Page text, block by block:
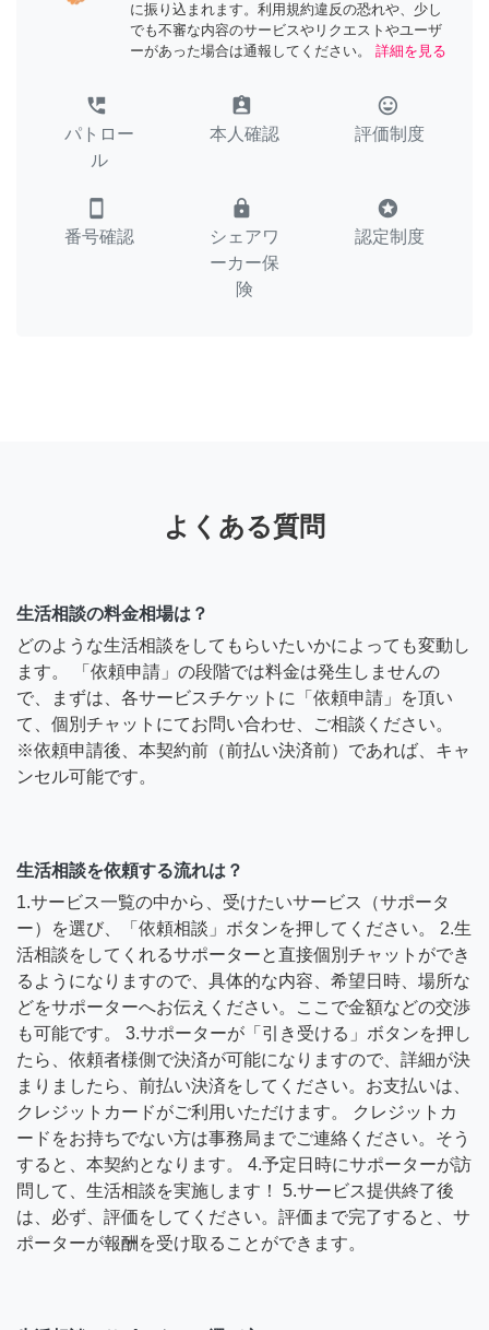
に振り込まれます。利用規約違反の恐れや、少し
でも不審な内容のサービスやリクエストやユーザ
ーがあった場合は通報してください。
詳細を見る
perm_phone_msg
パトロー
ル
assignment_ind
本人確認
tag_faces
評価制度
smartphone
番号確認
lock
シェアワ
ーカー保
険
stars
認定制度
よくある質問
生活相談の料金相場は？
どのような生活相談をしてもらいたいかによっても変動し
ます。 「依頼申請」の段階では料金は発生しませんの
で、まずは、各サービスチケットに「依頼申請」を頂い
て、個別チャットにてお問い合わせ、ご相談ください。
※依頼申請後、本契約前（前払い決済前）であれば、キャ
ンセル可能です。
生活相談を依頼する流れは？
1.サービス一覧の中から、受けたいサービス（サポータ
ー）を選び、「依頼相談」ボタンを押してください。 2.生
活相談をしてくれるサポーターと直接個別チャットができ
るようになりますので、具体的な内容、希望日時、場所な
どをサポーターへお伝えください。ここで金額などの交渉
も可能です。 3.サポーターが「引き受ける」ボタンを押し
たら、依頼者様側で決済が可能になりますので、詳細が決
まりましたら、前払い決済をしてください。お支払いは、
クレジットカードがご利用いただけます。 クレジットカ
ードをお持ちでない方は事務局までご連絡ください。そう
すると、本契約となります。 4.予定日時にサポーターが訪
問して、生活相談を実施します！ 5.サービス提供終了後
は、必ず、評価をしてください。評価まで完了すると、サ
ポーターが報酬を受け取ることができます。